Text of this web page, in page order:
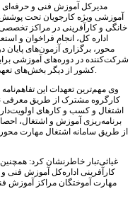
مدیرکل آموزش فنی و حرفه‌ای
آموزشی ویژه کارجویان تحت پوشش
خانگی و کارآفرینی در مراکز
اداره کل، انجام فراخوان و
محور، برگزاری آزمون‌های پایان
شرکت‌کننده در دوره‌های آموزشی
کشور از دیگر بخش‌های تعهدات این نهاد در تفاهم‌نامه یاد شده، محسوب می‌شود.
وی مهم‌ترین تعهدات این
کارگروه مشترک از طریق معرفی
اشتغال و کسب و کارهای
برنامه‌ریزی آموزش و اشتغال،
از طریق سامانه اشتغال مهارت
غیاثی‌تبار خاطرنشان کرد:
کارآفرینی اداره‌کل آموزش فنی
مهارت آموختگان مراکز آموزش